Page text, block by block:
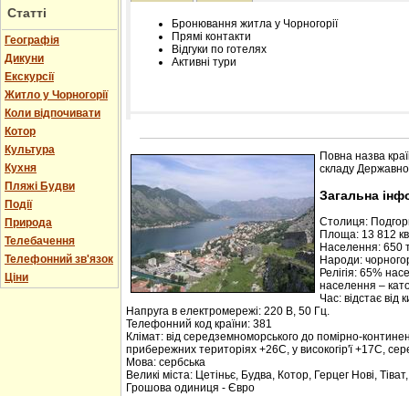
Статті
Географія
Дикуни
Екскурсії
Житло у Чорногорії
Коли відпочивати
Котор
Культура
Кухня
Пляжі Будви
Події
Природа
Телебачення
Телефонний зв'язок
Ціни
Бронювання житла у Чорногорії
Прямі контакти
Відгуки по готелях
Активні тури
Розміщення інформації про готель на
Редагування інформації і цін на вимогу
Лічільник відвідувачів
Повна назва
складу
Загальна
Столиця:
Площа: 13 812
Населення: 650
Народи:
Релігія: 65%
населення –
Час: відстає від
Напруга в електромережі: 220 В, 50 Гц.
Телефонний код країни: 381
Клімат: від середземноморського до помірно-
прибережних територіях +26С, у високогір'ї +17С,
Мова: сербська
Великі міста: Цетіньє, Будва, Котор, Герцег Нові,
Грошова одиниця - Євро